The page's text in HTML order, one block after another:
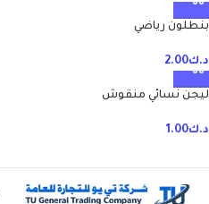
بنطلون رياضي
د.ك2.00
ليجن نسائي منقوش
د.ك1.00